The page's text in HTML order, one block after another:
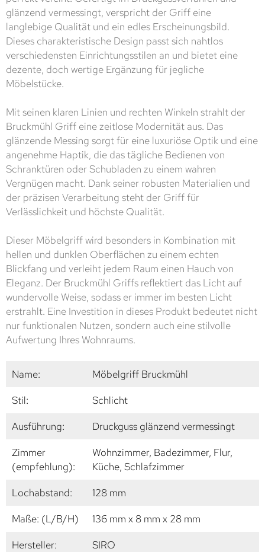
glänzend vermessingt, verspricht der Griff eine
langlebige Qualität und ein edles Erscheinungsbild.
Dieses charakteristische Design passt sich nahtlos
verschiedensten Einrichtungsstilen an und bietet eine
dezente, doch wertige Ergänzung für jegliche
Möbelstücke.
Mit seinen klaren Linien und rechten Winkeln strahlt der
Bruckmühl Griff eine zeitlose Modernität aus. Das
glänzende Messing sorgt für eine luxuriöse Optik und eine
angenehme Haptik, die das tägliche Bedienen von
Schranktüren oder Schubladen zu einem wahren
Vergnügen macht. Dank seiner robusten Materialien und
der präzisen Verarbeitung steht der Griff für
Verlässlichkeit und höchste Qualität.
Dieser Möbelgriff wird besonders in Kombination mit
hellen und dunklen Oberflächen zu einem echten
Blickfang und verleiht jedem Raum einen Hauch von
Eleganz. Der Bruckmühl Griffs reflektiert das Licht auf
wundervolle Weise, sodass er immer im besten Licht
erstrahlt. Eine Investition in dieses Produkt bedeutet nicht
nur funktionalen Nutzen, sondern auch eine stilvolle
Aufwertung Ihres Wohnraums.
Name:
Möbelgriff Bruckmühl
Stil:
Schlicht
Ausführung:
Druckguss glänzend vermessingt
Zimmer
(empfehlung):
Wohnzimmer, Badezimmer, Flur,
Küche, Schlafzimmer
Lochabstand:
128 mm
Maße: (L/B/H)
136 mm x 8 mm x 28 mm
Hersteller:
SIRO